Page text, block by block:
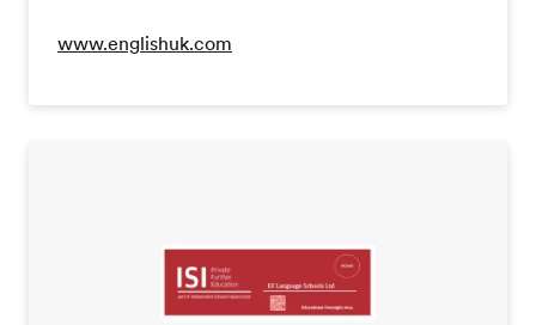
www.englishuk.com